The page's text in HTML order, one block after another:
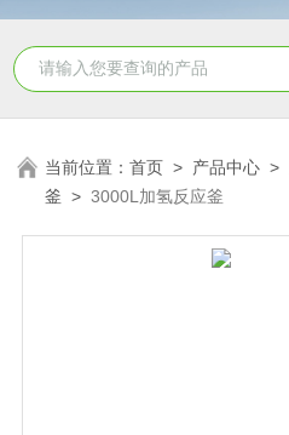
当前位置：首页 > 产品中心 >
釜 >3000L加氢反应釜